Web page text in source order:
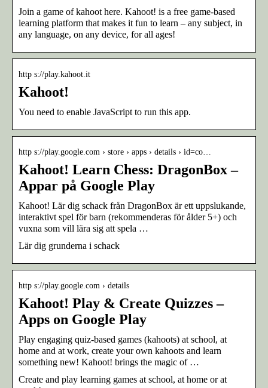
Join a game of kahoot here. Kahoot! is a free game-based
learning platform that makes it fun to learn – any subject, in
any language, on any device, for all ages!
http s://play.kahoot.it
Kahoot!
You need to enable JavaScript to run this app.
http s://play.google.com › store › apps › details › id=co…
Kahoot! Learn Chess: DragonBox –
Appar på Google Play
Kahoot! Lär dig schack från DragonBox är ett uppslukande,
interaktivt spel för barn (rekommenderas för ålder 5+) och
vuxna som vill lära sig att spela …
Lär dig grunderna i schack
http s://play.google.com › details
Kahoot! Play & Create Quizzes –
Apps on Google Play
Play engaging quiz-based games (kahoots) at school, at
home and at work, create your own kahoots and learn
something new! Kahoot! brings the magic of …
Create and play learning games at school, at home or at